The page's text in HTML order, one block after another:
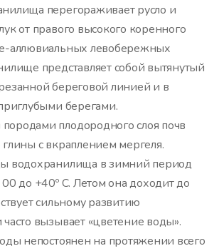
перегораживает русло и
от правого высокого коренного
аллювиальных левобережных
представляет собой вытянутый
береговой линией и в
берегами.
плодородного слоя почв
с вкраплением мергеля.
водохранилища в зимний период
до +40º С. Летом она доходит до
сильному развитию
вызывает «цветение воды».
непостоянен на протяжении всего